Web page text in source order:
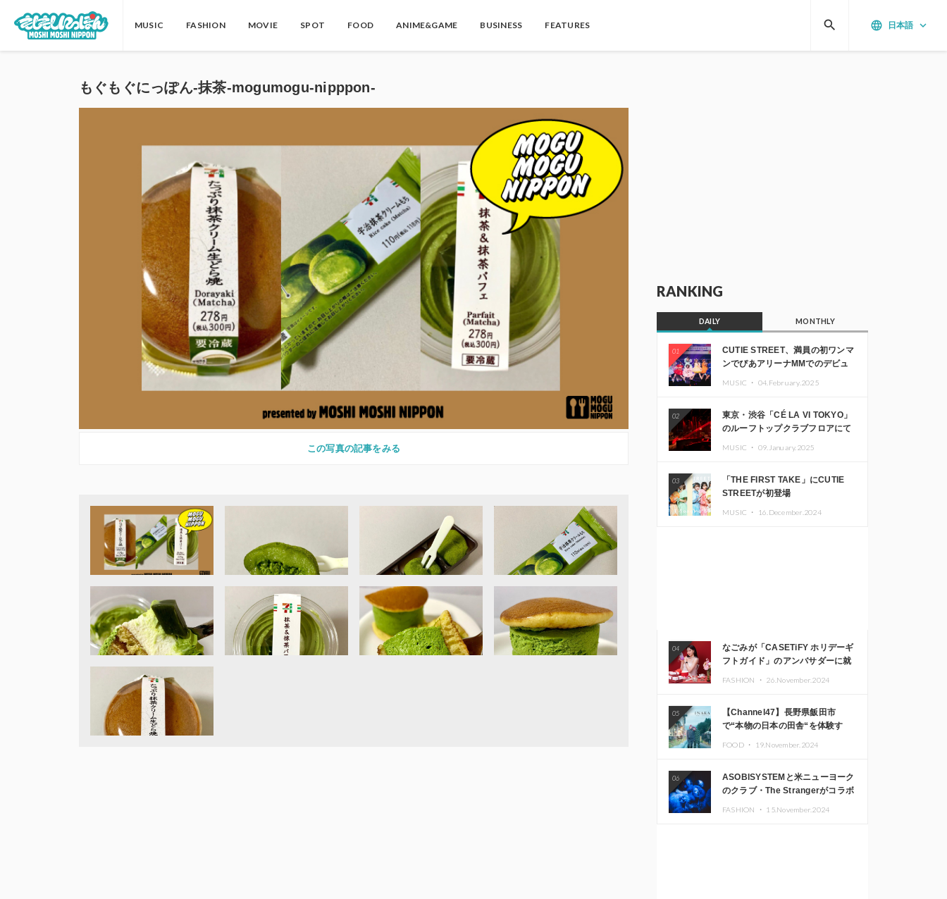
MUSIC FASHION MOVIE SPOT FOOD ANIME&GAME BUSINESS FEATURES language 日本語 keyboard_arrow_down
search
もぐもぐにっぽん-抹茶-mogumogu-nipppon-
この写真の記事をみる
RANKING
DAILY MONTHLY
01
CUTIE STREET、満員の初ワンマ
ンでぴあアリーナMMでのデビュ
MUSIC ・ 04.February.2025
02
東京・渋谷「CÉ LA VI TOKYO」
のルーフトップクラブフロアにて
Kza（FORCE OF NATURE）ら日
本を代表するDJ・クリエイターが
出演
MUSIC ・ 09.January.2025
03
「THE FIRST TAKE」にCUTIE
STREETが初登場
MUSIC ・ 16.December.2024
04
なごみが「CASETiFY ホリデーギ
フトガイド」のアンバサダーに就
FASHION ・ 26.November.2024
05
【Channel47】長野県飯田市
で“本物の日本の田舎“を体験す
FOOD ・ 19.November.2024
06
ASOBISYSTEMと米ニューヨーク
のクラブ・The Strangerがコラボ
FASHION ・ 15.November.2024